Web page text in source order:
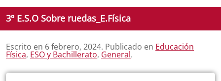
3º E.S.O Sobre ruedas_E.Física
Escrito en 6 febrero, 2024. Publicado en Educación
Física, ESO y Bachillerato, General.